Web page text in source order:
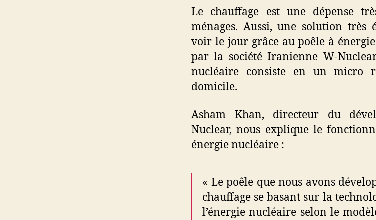
Le chauffage est une dépense
ménages. Aussi, une solution très
voir le jour grâce au poêle à
par la société Iranienne W-
nucléaire consiste en un micro
domicile.
Asham Khan, directeur du
Nuclear, nous explique le
énergie nucléaire :
« Le poêle que nous avons
chauffage se basant sur la
l’énergie nucléaire selon le